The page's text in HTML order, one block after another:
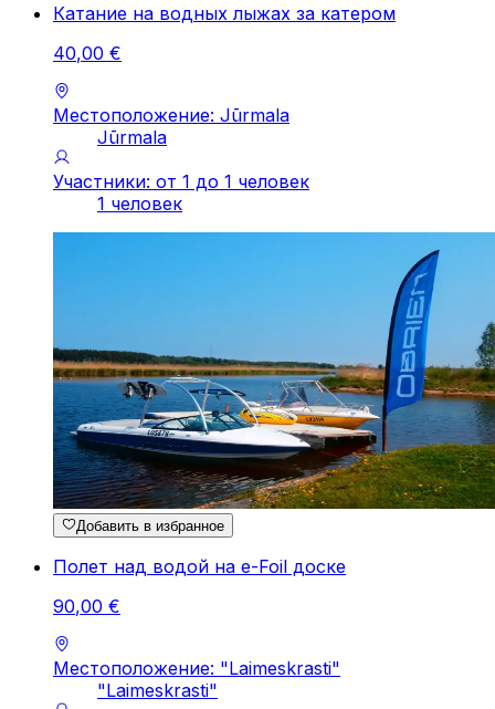
Катание на водных лыжах за катером
40,00 €
Местоположение: Jūrmala
Jūrmala
Участники: от 1 до 1 человек
1 человек
Добавить в избранное
Полет над водой на e-Foil доске
90,00 €
Местоположение: "Laimeskrasti"
"Laimeskrasti"